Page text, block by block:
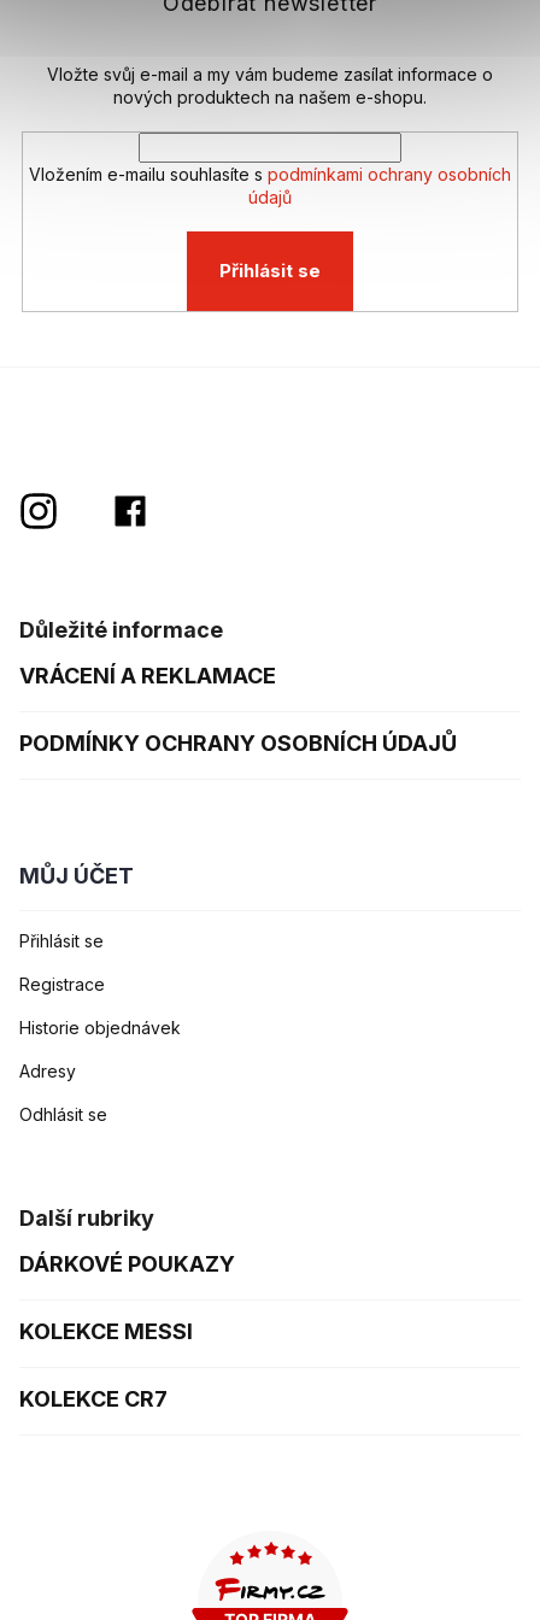
Vložte svůj e-mail a my vám budeme zasílat informace o
nových produktech na našem e-shopu.
Vložením e-mailu souhlasíte s podmínkami ochrany osobních
údajů
Přihlásit se
Důležité informace
VRÁCENÍ A REKLAMACE
PODMÍNKY OCHRANY OSOBNÍCH ÚDAJŮ
MŮJ ÚČET
Přihlásit se
Registrace
Historie objednávek
Adresy
Odhlásit se
Další rubriky
DÁRKOVÉ POUKAZY
KOLEKCE MESSI
KOLEKCE CR7